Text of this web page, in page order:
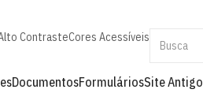
ContrasteCores Acessíveis
DocumentosFormuláriosSite Antigo